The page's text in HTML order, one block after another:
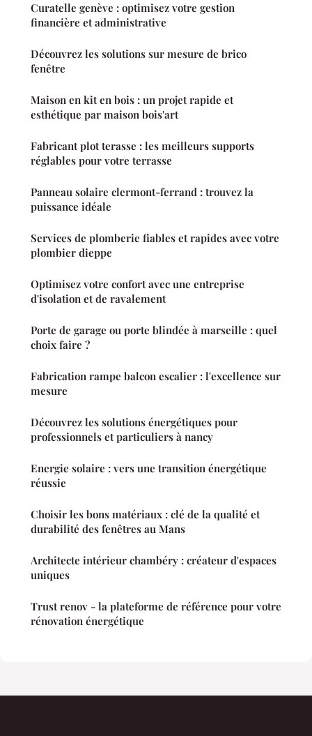
Curatelle genève : optimisez votre gestion
financière et administrative
Découvrez les solutions sur mesure de brico
fenêtre
Maison en kit en bois : un projet rapide et
esthétique par maison bois'art
Fabricant plot terasse : les meilleurs supports
réglables pour votre terrasse
Panneau solaire clermont-ferrand : trouvez la
puissance idéale
Services de plomberie fiables et rapides avec votre
plombier dieppe
Optimisez votre confort avec une entreprise
d'isolation et de ravalement
Porte de garage ou porte blindée à marseille : quel
choix faire ?
Fabrication rampe balcon escalier : l'excellence sur
mesure
Découvrez les solutions énergétiques pour
professionnels et particuliers à nancy
Energie solaire : vers une transition énergétique
réussie
Choisir les bons matériaux : clé de la qualité et
durabilité des fenêtres au Mans
Architecte intérieur chambéry : créateur d'espaces
uniques
Trust renov - la plateforme de référence pour votre
rénovation énergétique